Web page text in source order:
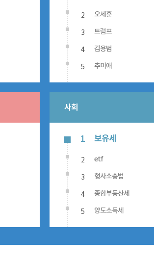
2 오세훈
3 트럼프
4 김용범
5 추미애
사회
1 보유세
2 etf
3 형사소송법
4 종합부동산세
5 양도소득세